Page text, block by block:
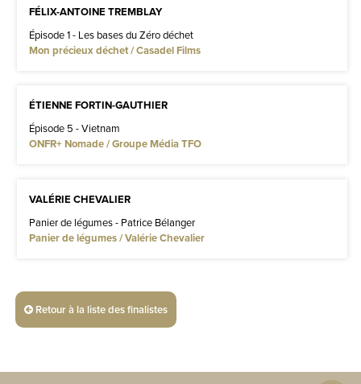
FÉLIX-ANTOINE TREMBLAY
Épisode 1 - Les bases du Zéro déchet
Mon précieux déchet / Casadel Films
ÉTIENNE FORTIN-GAUTHIER
Épisode 5 - Vietnam
ONFR+ Nomade / Groupe Média TFO
VALÉRIE CHEVALIER
Panier de légumes - Patrice Bélanger
Panier de légumes / Valérie Chevalier
Retour à la liste des finalistes